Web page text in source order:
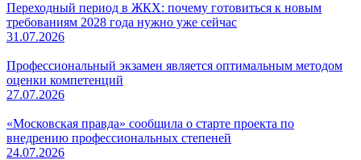
Переходный период в ЖКХ: почему готовиться к новым
требованиям 2028 года нужно уже сейчас
31.07.2026
Профессиональный экзамен является оптимальным методом
оценки компетенций
27.07.2026
«Московская правда» сообщила о старте проекта по
внедрению профессиональных степеней
24.07.2026